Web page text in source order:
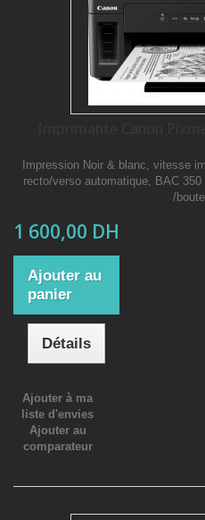
Impression Noir & blanc, vitesse
recto/verso automatique, BAC
/
1 600,00 DH
Ajouter au
panier
Détails
Ajouter à ma
liste d'envies
Ajouter au
comparateur